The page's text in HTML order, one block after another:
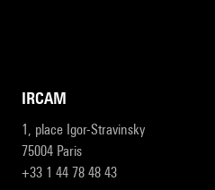
IRCAM
1, place Igor-Stravinsky
75004 Paris
+33 1 44 78 48 43